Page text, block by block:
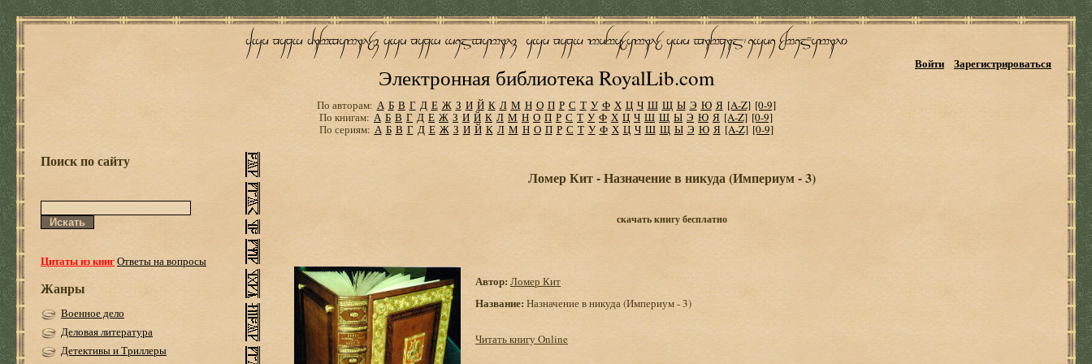
Электронная библиотека RoyalLib.com
Войти Зарегистрироваться
По авторам: А Б В Г Д Е Ж З И Й К Л М Н О П Р С Т У Ф Х Ц Ч Ш Щ Ы Э Ю Я [A-Z] [0-9]
По книгам: А Б В Г Д Е Ж З И Й К Л М Н О П Р С Т У Ф Х Ц Ч Ш Щ Ы Э Ю Я [A-Z] [0-9]
По сериям: А Б В Г Д Е Ж З И Й К Л М Н О П Р С Т У Ф Х Ц Ч Ш Щ Ы Э Ю Я [A-Z] [0-9]
Поиск по сайту
Цитаты из книгОтветы на вопросы
Жанры
Военное дело
Деловая литература
Детективы и Триллеры
Ломер Кит - Назначение в никуда (Империум - 3)
скачать книгу бесплатно
Автор: Ломер Кит
Название: Назначение в никуда (Империум - 3)
Читать книгу Online